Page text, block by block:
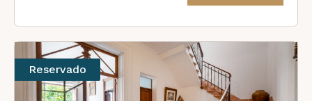
Reservado